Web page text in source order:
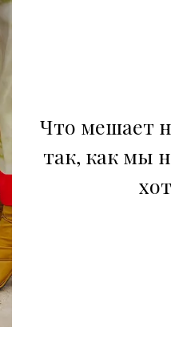
Что мешает
так, как мы